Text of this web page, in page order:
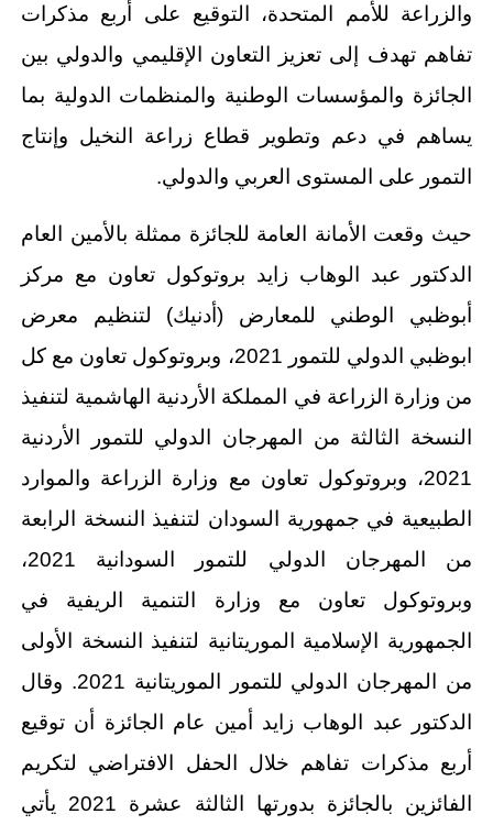
والزراعة للأمم المتحدة، التوقيع على أربع مذكرات
تفاهم تهدف إلى تعزيز التعاون الإقليمي والدولي بين
الجائزة والمؤسسات الوطنية والمنظمات الدولية بما
يساهم في دعم وتطوير قطاع زراعة النخيل وإنتاج
التمور على المستوى العربي والدولي.
حيث وقعت الأمانة العامة للجائزة ممثلة بالأمين العام
الدكتور عبد الوهاب زايد بروتوكول تعاون مع مركز
أبوظبي الوطني للمعارض (أدنيك) لتنظيم معرض
ابوظبي الدولي للتمور 2021، وبروتوكول تعاون مع كل
من وزارة الزراعة في المملكة الأردنية الهاشمية لتنفيذ
النسخة الثالثة من المهرجان الدولي للتمور الأردنية
2021، وبروتوكول تعاون مع وزارة الزراعة والموارد
الطبيعية في جمهورية السودان لتنفيذ النسخة الرابعة
من المهرجان الدولي للتمور السودانية 2021،
وبروتوكول تعاون مع وزارة التنمية الريفية في
الجمهورية الإسلامية الموريتانية لتنفيذ النسخة الأولى
من المهرجان الدولي للتمور الموريتانية 2021. وقال
الدكتور عبد الوهاب زايد أمين عام الجائزة أن توقيع
أربع مذكرات تفاهم خلال الحفل الافتراضي لتكريم
الفائزين بالجائزة بدورتها الثالثة عشرة 2021 يأتي